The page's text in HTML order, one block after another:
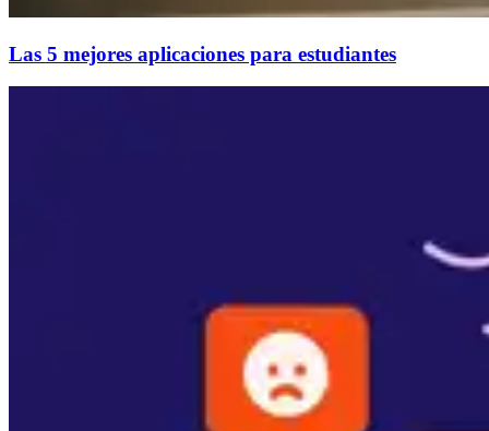
Las 5 mejores aplicaciones para estudiantes